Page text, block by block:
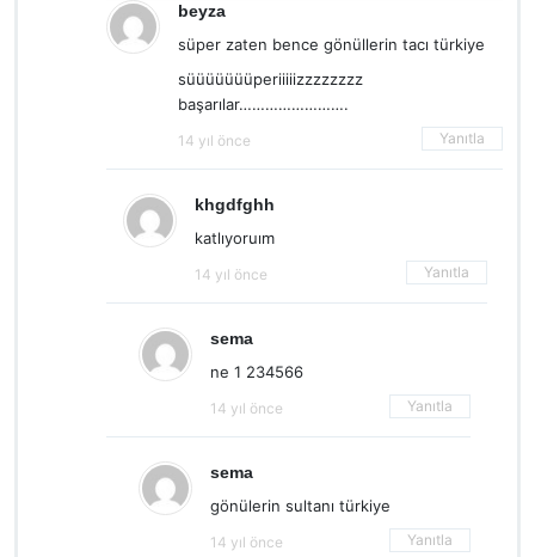
beyza
süper zaten bence gönüllerin tacı türkiye
süüüüüüüperiiiiizzzzzzzz
başarılar…………………….
14 yıl önce Yanıtla
khgdfghh
katlıyoruım
14 yıl önce Yanıtla
sema
ne 1 234566
14 yıl önce Yanıtla
sema
gönülerin sultanı türkiye
14 yıl önce Yanıtla